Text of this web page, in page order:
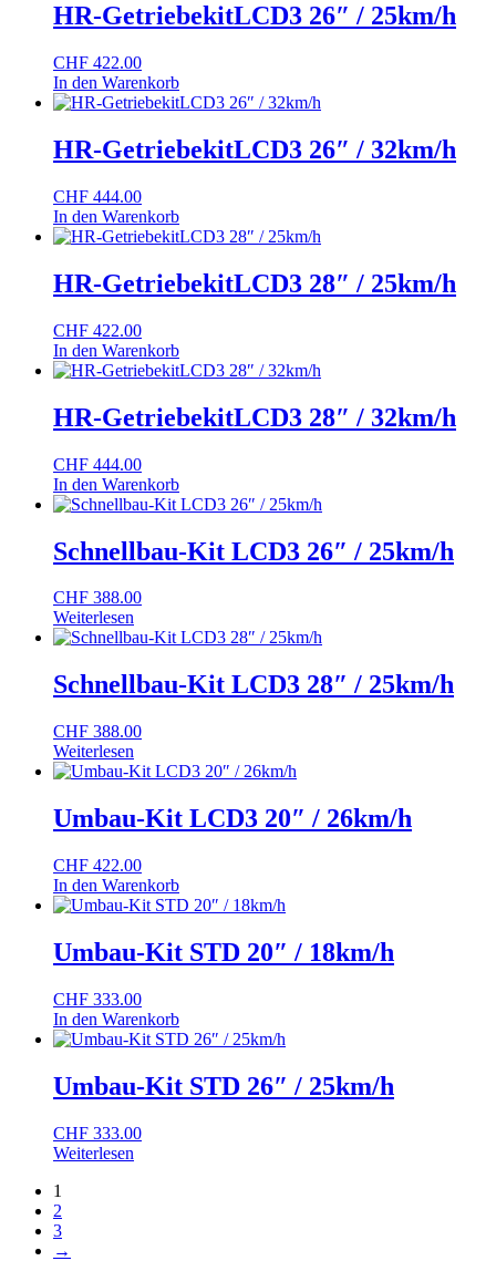
HR-GetriebekitLCD3 26″ / 25km/h
CHF 422.00
In den Warenkorb
HR-GetriebekitLCD3 26″ / 32km/h
CHF 444.00
In den Warenkorb
HR-GetriebekitLCD3 28″ / 25km/h
CHF 422.00
In den Warenkorb
HR-GetriebekitLCD3 28″ / 32km/h
CHF 444.00
In den Warenkorb
Schnellbau-Kit LCD3 26″ / 25km/h
CHF 388.00
Weiterlesen
Schnellbau-Kit LCD3 28″ / 25km/h
CHF 388.00
Weiterlesen
Umbau-Kit LCD3 20″ / 26km/h
CHF 422.00
In den Warenkorb
Umbau-Kit STD 20″ / 18km/h
CHF 333.00
In den Warenkorb
Umbau-Kit STD 26″ / 25km/h
CHF 333.00
Weiterlesen
1
2
3
→